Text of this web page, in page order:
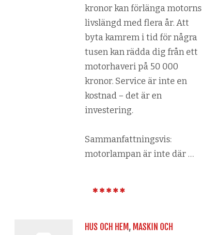
kronor kan förlänga motorns
livslängd med flera år. Att
byta kamrem i tid för några
tusen kan rädda dig från ett
motorhaveri på 50 000
kronor. Service är inte en
kostnad – det är en
investering.
Sammanfattningsvis:
motorlampan är inte där …
HUS OCH HEM, MASKIN OCH